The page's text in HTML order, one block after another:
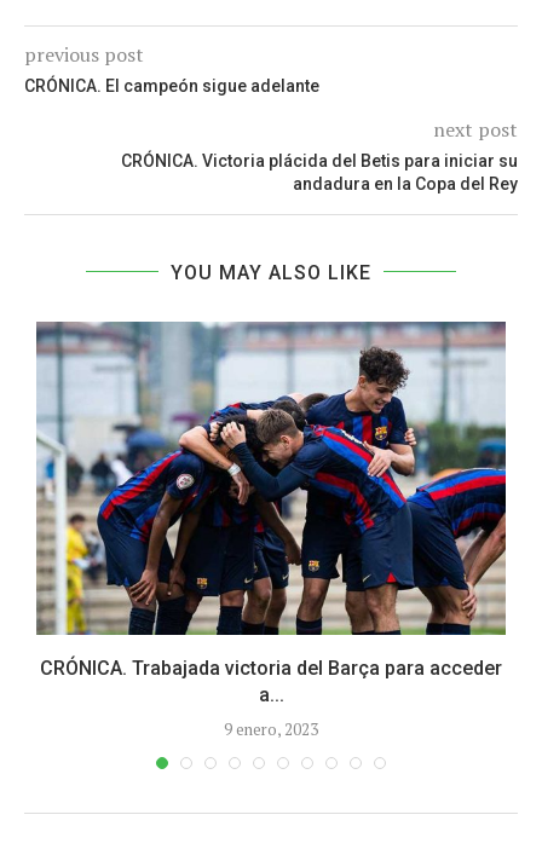
previous post
CRÓNICA. El campeón sigue adelante
next post
CRÓNICA. Victoria plácida del Betis para iniciar su
andadura en la Copa del Rey
YOU MAY ALSO LIKE
CRÓNICA. Trabajada victoria del Barça para acceder
a...
9 enero, 2023